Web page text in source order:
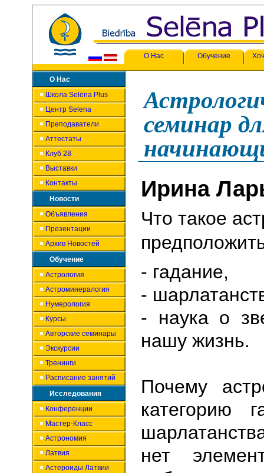
О Нас Обучение
О Нас
Школа Selēna Plus
Центр Selena
Преподаватели
Аттестаты
Клуб 28
Выставки
Контакты
Новости
Объявления
Презентации
Архив Новостей
Обучение
Астрология
Астроминералогия
Нумерология
Курсы
Авторские семинары
Экскурсии
Тренинги
Расписание занятий
Исследования
Конференции
Мастер-Класс
Астрономия
Латвия
Астероиды Латвии
семинар
Ирина
Что такое
- гадание,
-
- наука о
нашу жизнь.
Почему
категорию
нет